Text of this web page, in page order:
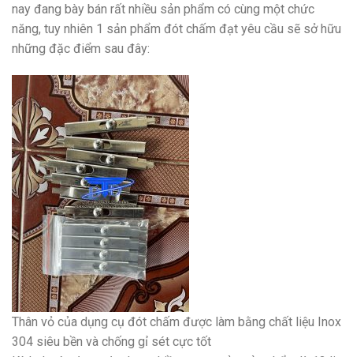
nay đang bày bán rất nhiều sản phẩm có cùng một chức
năng, tuy nhiên 1 sản phẩm đót chấm đạt yêu cầu sẽ sở hữu
những đặc điểm sau đây:
Thân vỏ của dụng cụ đót chấm được làm bằng chất liệu Inox
304 siêu bền và chống gỉ sét cực tốt